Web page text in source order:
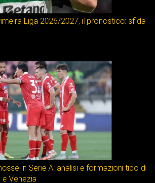
Liga 2026/2027, il pronostico: sfida
in Serie A: analisi e formazioni tipo di
e Venezia